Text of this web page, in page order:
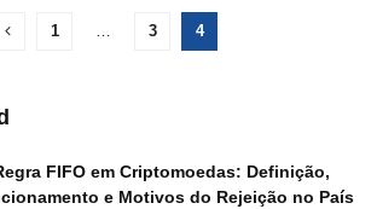
1 3 4
FIFO em Criptomoedas: Definição,
e Motivos do Rejeição no País